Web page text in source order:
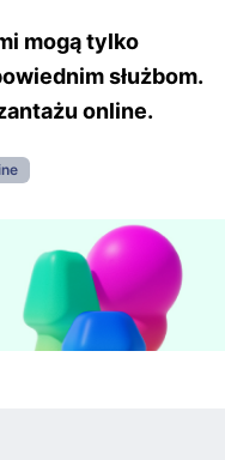
mogą tylko
służbom.
online.